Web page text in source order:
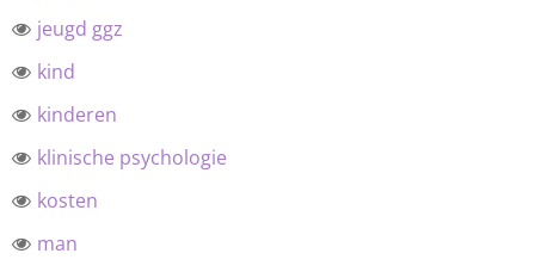
jeugd ggz
kind
kinderen
klinische psychologie
kosten
man